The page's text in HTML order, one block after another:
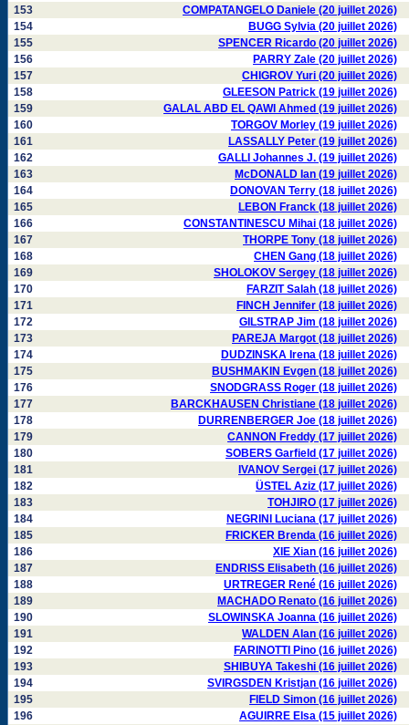
153
COMPATANGELO Daniele (20 juillet 2026)
154
BUGG Sylvia (20 juillet 2026)
155
SPENCER Ricardo (20 juillet 2026)
156
PARRY Zale (20 juillet 2026)
157
CHIGROV Yuri (20 juillet 2026)
158
GLEESON Patrick (19 juillet 2026)
159
GALAL ABD EL QAWI Ahmed (19 juillet 2026)
160
TORGOV Morley (19 juillet 2026)
161
LASSALLY Peter (19 juillet 2026)
162
GALLI Johannes J. (19 juillet 2026)
163
McDONALD Ian (19 juillet 2026)
164
DONOVAN Terry (18 juillet 2026)
165
LEBON Franck (18 juillet 2026)
166
CONSTANTINESCU Mihai (18 juillet 2026)
167
THORPE Tony (18 juillet 2026)
168
CHEN Gang (18 juillet 2026)
169
SHOLOKOV Sergey (18 juillet 2026)
170
FARZIT Salah (18 juillet 2026)
171
FINCH Jennifer (18 juillet 2026)
172
GILSTRAP Jim (18 juillet 2026)
173
PAREJA Margot (18 juillet 2026)
174
DUDZINSKA Irena (18 juillet 2026)
175
BUSHMAKIN Evgen (18 juillet 2026)
176
SNODGRASS Roger (18 juillet 2026)
177
BARCKHAUSEN Christiane (18 juillet 2026)
178
DURRENBERGER Joe (18 juillet 2026)
179
CANNON Freddy (17 juillet 2026)
180
SOBERS Garfield (17 juillet 2026)
181
IVANOV Sergei (17 juillet 2026)
182
ÜSTEL Aziz (17 juillet 2026)
183
TOHJIRO (17 juillet 2026)
184
NEGRINI Luciana (17 juillet 2026)
185
FRICKER Brenda (16 juillet 2026)
186
XIE Xian (16 juillet 2026)
187
ENDRISS Elisabeth (16 juillet 2026)
188
URTREGER René (16 juillet 2026)
189
MACHADO Renato (16 juillet 2026)
190
SLOWINSKA Joanna (16 juillet 2026)
191
WALDEN Alan (16 juillet 2026)
192
FARINOTTI Pino (16 juillet 2026)
193
SHIBUYA Takeshi (16 juillet 2026)
194
SVIRGSDEN Kristjan (16 juillet 2026)
195
FIELD Simon (16 juillet 2026)
196
AGUIRRE Elsa (15 juillet 2026)